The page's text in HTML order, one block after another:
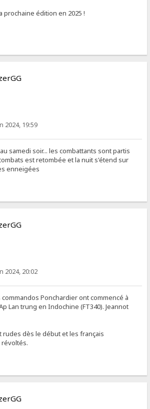
prochaine édition en 2025 !
2024, 19:59
samedi soir... les combattants sont partis
est retombée et la nuit s'étend sur
enneigées
2024, 20:02
Ponchardier ont commencé à
Lan trung en Indochine (FT340). Jeannot
rudes dès le début et les français